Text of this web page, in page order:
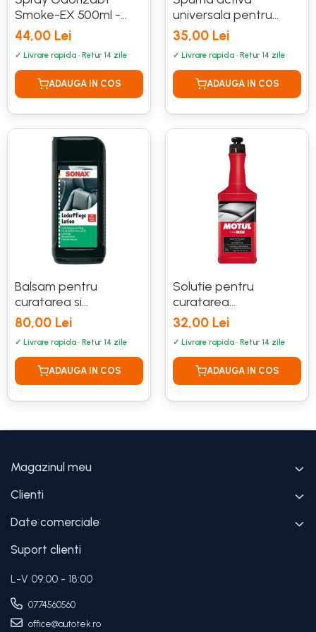
95 Ah
VARTA
74 Ah
DOT 3
DOT 5.1
Smoke-EX 500ml -
SONAX
44,00 Lei
universala pentru
curatarea
suprafetelor auto
400ml - SONAX
35,00 Lei
Balsam pentru
curatarea si
intretinerea
suprafetelor din piele
- SONAX
80,00 Lei
Solutie pentru
curatarea
suprafetelor din piele
LEATHER CLEAN 500ml
- MOTUL
32,00 Lei
Magazinul meu
Clienti
Date comerciale
Suport clienti
L-V 09:00 - 18:00
0774560560
office@autotek.ro